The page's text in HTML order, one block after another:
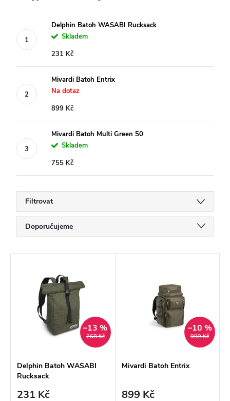
Delphin Batoh WASABI Rucksack
Skladem
231 Kč
Mivardi Batoh Entrix
Na dotaz
899 Kč
Mivardi Batoh Multi Green 50
Skladem
755 Kč
Filtrovat
a
z
o
d
Doporučujeme
Nejprodávanější
Abecedně
r
o
268 Kč
–13 %
Delphin Batoh WASABI
Rucksack
231 Kč
999 Kč
–10 %
Mivardi Batoh Entrix
899 Kč